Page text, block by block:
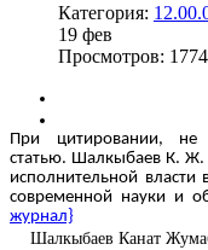
Категория:
19 фев
Просмотров: 1774
При цитировании, не
статью. Шалкыбаев К. Ж.
исполнительной
современной науки и
журнал}
Шалкыбаев Канат